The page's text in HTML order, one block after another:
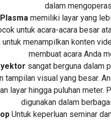
dalam
memiliki layar yang
untuk acara-acara besar
untuk menampilkan konten
membuat acara Anda
sangat berguna dalam
tampilan visual yang besar.
layar hingga puluhan
digunakan dalam
Untuk keperluan seminar